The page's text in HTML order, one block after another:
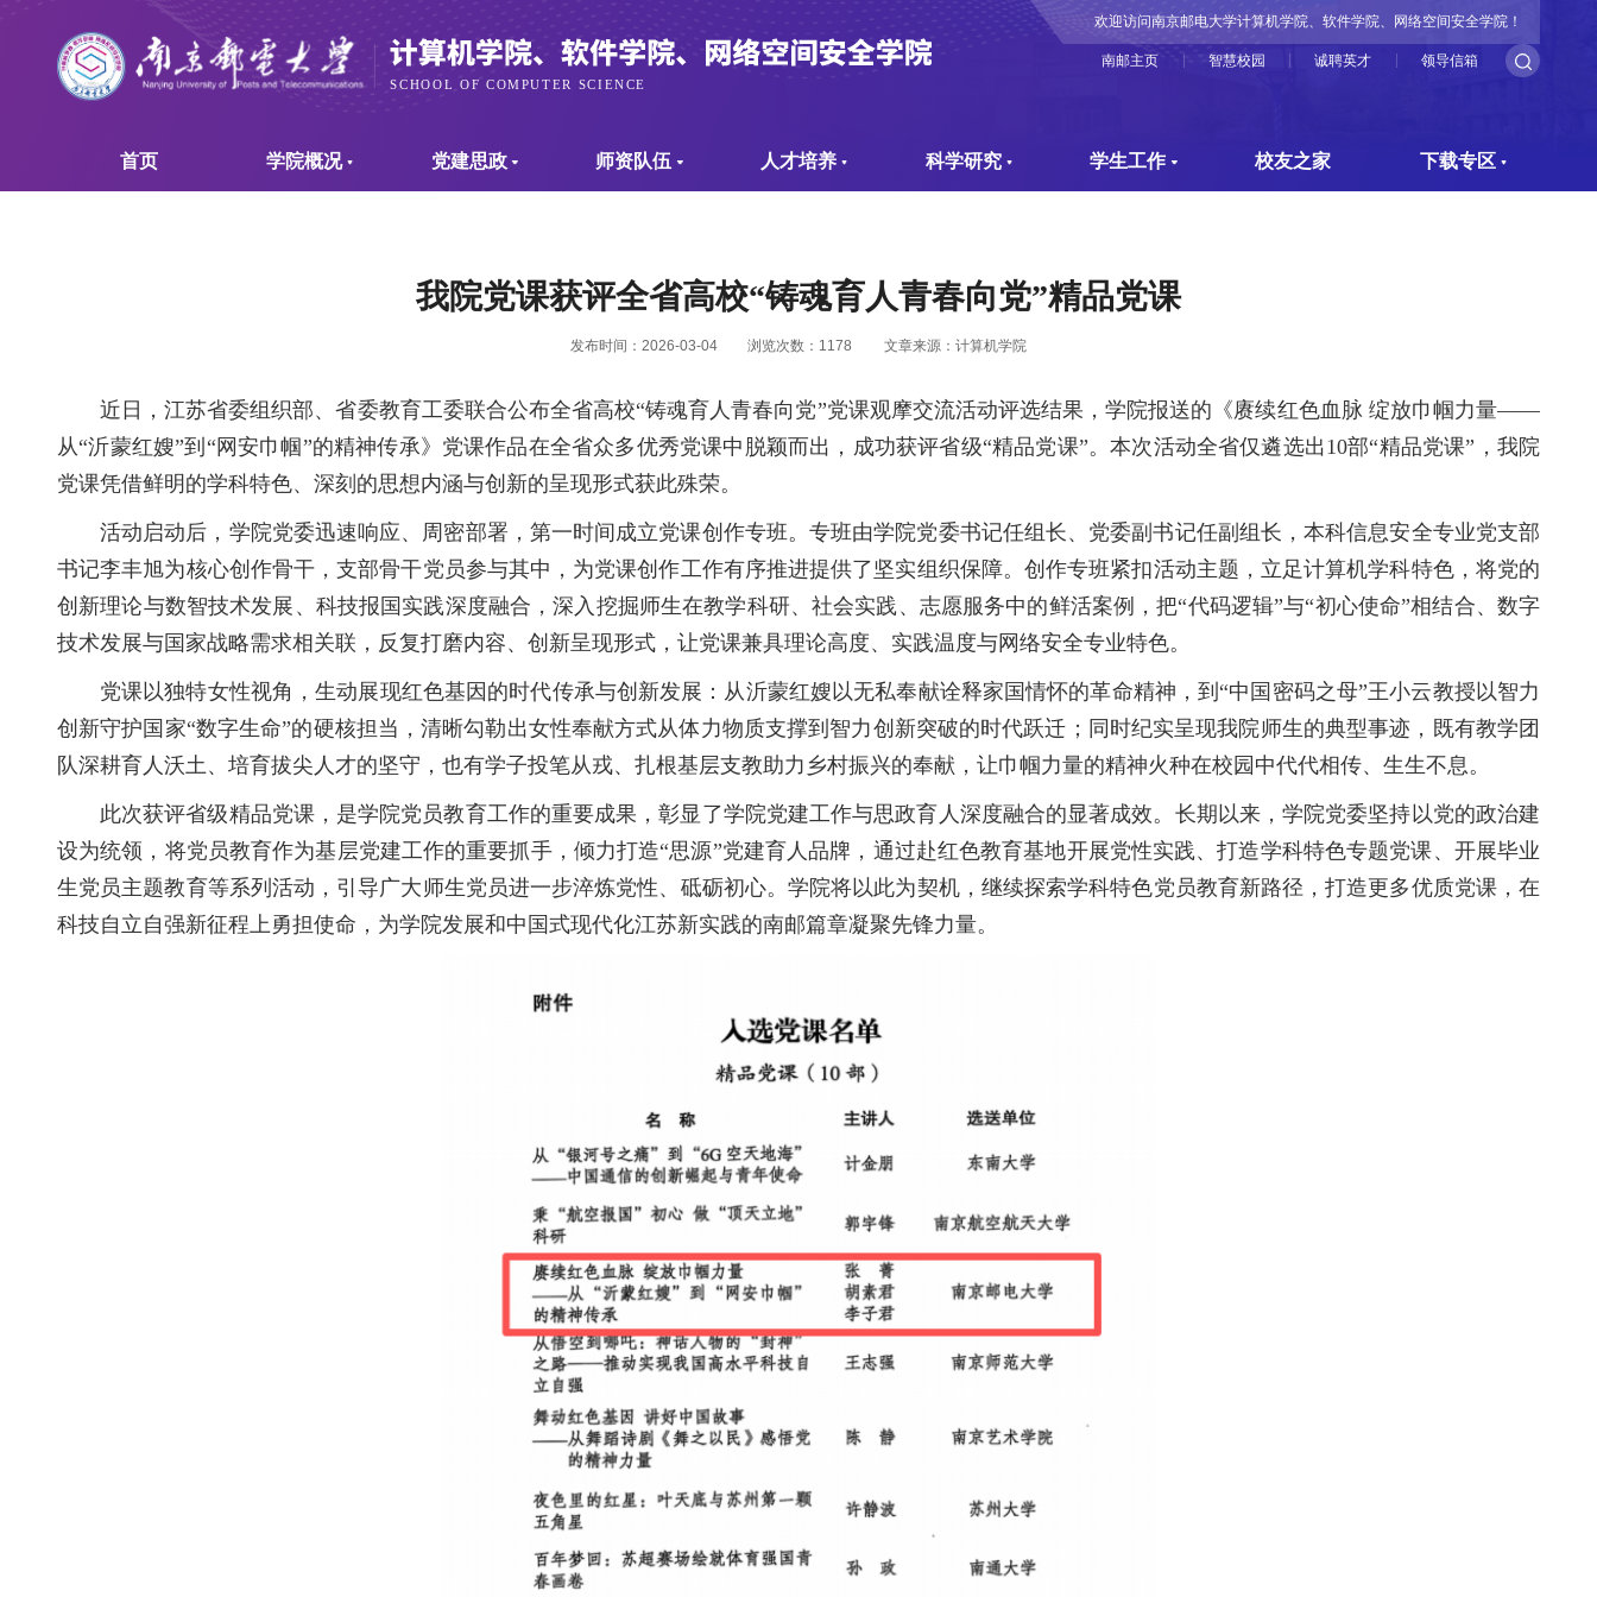
欢迎访问南京邮电大学计算机学院、软件学院、网络空间安全学院！
南邮主页 智慧校园 诚聘英才 领导信箱
首页 学院概况 党建思政 师资队伍 人才培养 科学研究 学生工作 校友之家 下载专区
我院党课获评全省高校“铸魂育人青春向党”精品党课
发布时间：2026-03-04 浏览次数： 1178 文章来源：计算机学院
近日，江苏省委组织部、省委教育工委联合公布全省高校“铸魂育人青春向党”党课观摩交流活动评选结果，学院报送的《赓续红色血脉 绽放巾帼力量——
从“沂蒙红嫂”到“网安巾帼”的精神传承》党课作品在全省众多优秀党课中脱颖而出，成功获评省级“精品党课”。本次活动全省仅遴选出10部“精品党课”，我院
党课凭借鲜明的学科特色、深刻的思想内涵与创新的呈现形式获此殊荣。
活动启动后，学院党委迅速响应、周密部署，第一时间成立党课创作专班。专班由学院党委书记任组长、党委副书记任副组长，本科信息安全专业党支部
书记李丰旭为核心创作骨干，支部骨干党员参与其中，为党课创作工作有序推进提供了坚实组织保障。创作专班紧扣活动主题，立足计算机学科特色，将党的
创新理论与数智技术发展、科技报国实践深度融合，深入挖掘师生在教学科研、社会实践、志愿服务中的鲜活案例，把“代码逻辑”与“初心使命”相结合、数字
技术发展与国家战略需求相关联，反复打磨内容、创新呈现形式，让党课兼具理论高度、实践温度与网络安全专业特色。
党课以独特女性视角，生动展现红色基因的时代传承与创新发展：从沂蒙红嫂以无私奉献诠释家国情怀的革命精神，到“中国密码之母”王小云教授以智力
创新守护国家“数字生命”的硬核担当，清晰勾勒出女性奉献方式从体力物质支撑到智力创新突破的时代跃迁；同时纪实呈现我院师生的典型事迹，既有教学团
队深耕育人沃土、培育拔尖人才的坚守，也有学子投笔从戎、扎根基层支教助力乡村振兴的奉献，让巾帼力量的精神火种在校园中代代相传、生生不息。
此次获评省级精品党课，是学院党员教育工作的重要成果，彰显了学院党建工作与思政育人深度融合的显著成效。长期以来，学院党委坚持以党的政治建
设为统领，将党员教育作为基层党建工作的重要抓手，倾力打造“思源”党建育人品牌，通过赴红色教育基地开展党性实践、打造学科特色专题党课、开展毕业
生党员主题教育等系列活动，引导广大师生党员进一步淬炼党性、砥砺初心。学院将以此为契机，继续探索学科特色党员教育新路径，打造更多优质党课，在
科技自立自强新征程上勇担使命，为学院发展和中国式现代化江苏新实践的南邮篇章凝聚先锋力量。